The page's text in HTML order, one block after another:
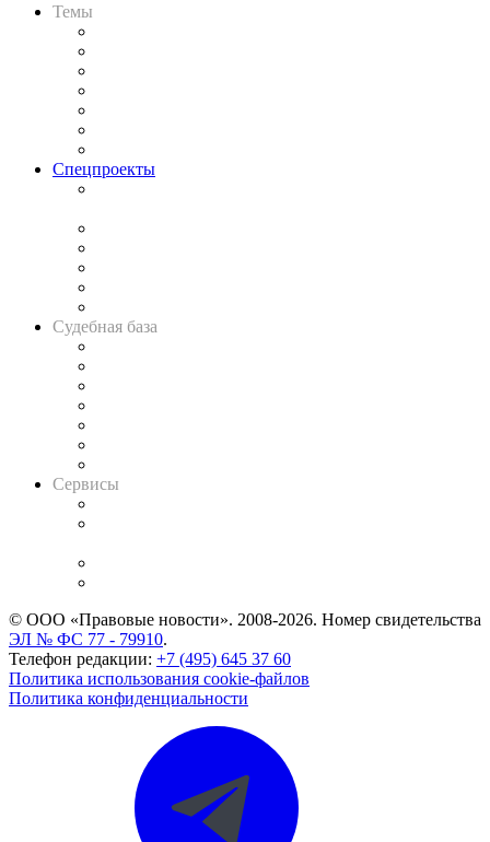
Темы
Спецпроекты
Судебная база
Сервисы
© ООО «Правовые новости». 2008-2026. Номер свидетельства
ЭЛ № ФС 77 - 79910.
Телефон редакции: +7 (495) 645 37 60
Политика использования cookie-файлов
Политика конфиденциальности